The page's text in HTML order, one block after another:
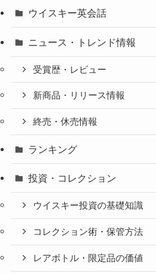
ウイスキー英会話
ニュース・トレンド情報
受賞歴・レビュー
新商品・リリース情報
終売・休売情報
ランキング
投資・コレクション
ウイスキー投資の基礎知識
コレクション術・保管方法
レアボトル・限定品の価値